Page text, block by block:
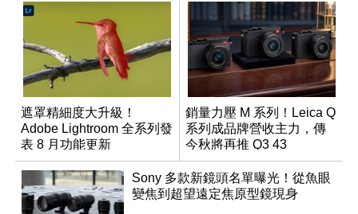
遮罩精細度大升級！
Adobe Lightroom 全系列發
表 8 月功能更新
銷量力壓 M 系列！Leica Q
系列成品牌營收主力，傳
今秋將再推 Q3 43
Monochrom
Sony 多款新鏡頭名單曝光！從魚眼
變焦到超望遠定焦原型鏡現身